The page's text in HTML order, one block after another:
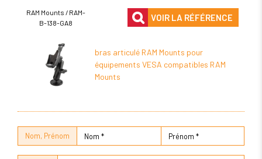
RAM Mounts / RAM-
B-138-GA8
VOIR LA RÉFÉRENCE
bras articulé RAM Mounts pour
équipements VESA compatibles RAM
Mounts
Nom, Prénom